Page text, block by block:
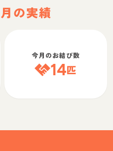
の実績
今月のお結び数
14匹